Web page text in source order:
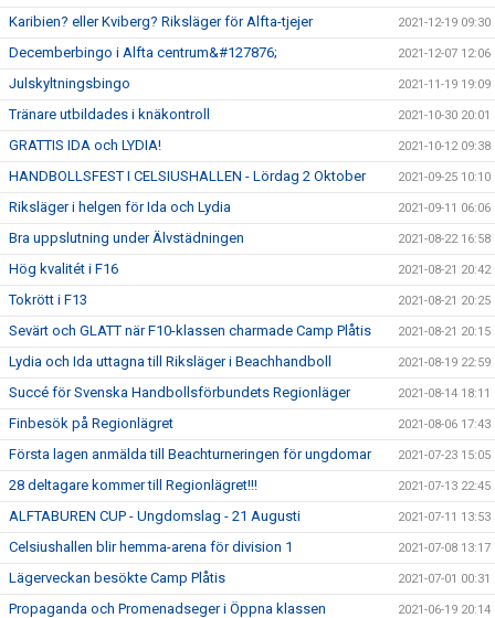
Karibien? eller Kviberg? Riksläger för Alfta-tjejer 2021-12-19 09:30
Decemberbingo i Alfta centrum&#127876; 2021-12-07 12:06
Julskyltningsbingo 2021-11-19 19:09
Tränare utbildades i knäkontroll 2021-10-30 20:01
GRATTIS IDA och LYDIA! 2021-10-12 09:38
HANDBOLLSFEST I CELSIUSHALLEN - Lördag 2 Oktober 2021-09-25 10:10
Riksläger i helgen för Ida och Lydia 2021-09-11 06:06
Bra uppslutning under Älvstädningen 2021-08-22 16:58
Hög kvalitét i F16 2021-08-21 20:42
Tokrött i F13 2021-08-21 20:25
Sevärt och GLATT när F10-klassen charmade Camp Plåtis 2021-08-21 20:15
Lydia och Ida uttagna till Riksläger i Beachhandboll 2021-08-19 22:59
Succé för Svenska Handbollsförbundets Regionläger 2021-08-14 18:11
Finbesök på Regionlägret 2021-08-06 17:43
Första lagen anmälda till Beachturneringen för ungdomar 2021-07-23 15:05
28 deltagare kommer till Regionlägret!!! 2021-07-13 22:45
ALFTABUREN CUP - Ungdomslag - 21 Augusti 2021-07-11 13:53
Celsiushallen blir hemma-arena för division 1 2021-07-08 13:17
Lägerveckan besökte Camp Plåtis 2021-07-01 00:31
Propaganda och Promenadseger i Öppna klassen 2021-06-19 20:14